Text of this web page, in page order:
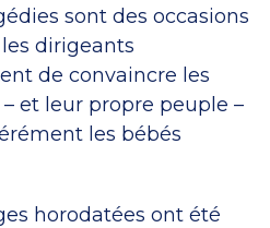
sont des occasions
dirigeants
de convaincre les
et leur propre peuple –
les bébés
horodatées ont été